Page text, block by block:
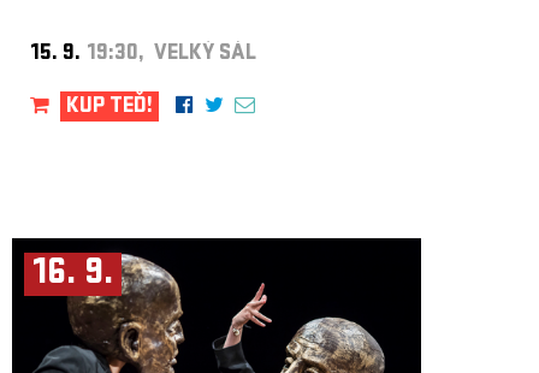
15. 9. 19:30, VELKÝ SÁL
KUP TEĎ!
16. 9.